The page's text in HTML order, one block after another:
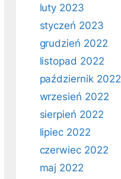
luty 2023
styczeń 2023
grudzień 2022
listopad 2022
październik 2022
wrzesień 2022
sierpień 2022
lipiec 2022
czerwiec 2022
maj 2022